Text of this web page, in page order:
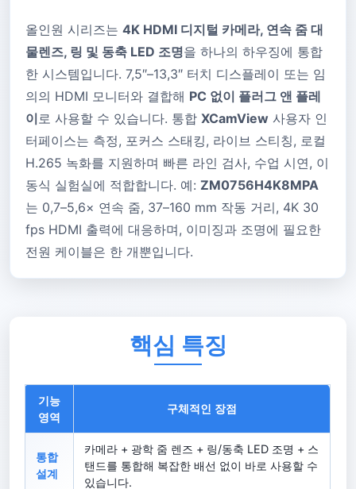
올인원 시리즈는4K HDMI 디지털 카메라, 연속 줌 대
물렌즈, 링 및 동축 LED 조명을 하나의 하우징에 통합
한 시스템입니다. 7,5″–13,3″ 터치 디스플레이 또는 임
의의 HDMI 모니터와 결합해 PC 없이 플러그 앤 플레
이 로 사용할 수 있습니다. 통합XCamView 사용자 인
터페이스는 측정, 포커스 스태킹, 라이브 스티칭, 로컬
H.265 녹화를 지원하며 빠른 라인 검사, 수업 시연, 이
동식 실험실에 적합합니다. 예:ZM0756H4K8MPA
는 0,7–5,6× 연속 줌, 37–160 mm 작동 거리, 4K 30
fps HDMI 출력에 대응하며, 이미징과 조명에 필요한
전원 케이블은 한 개뿐입니다.
핵심 특징
기능
영역
구체적인 장점
통합
설계
카메라 + 광학 줌 렌즈 + 링/동축 LED 조명 + 스
탠드를 통합해 복잡한 배선 없이 바로 사용할 수
있습니다.